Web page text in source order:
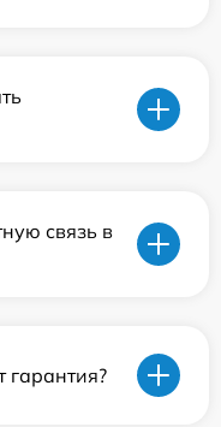
связь в
гарантия?